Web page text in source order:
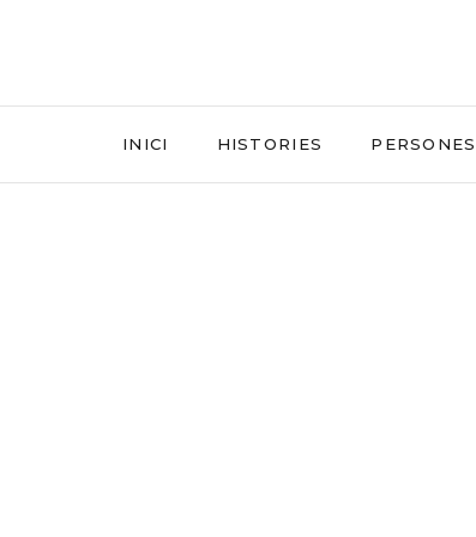
INICI HISTORIES PERSONES